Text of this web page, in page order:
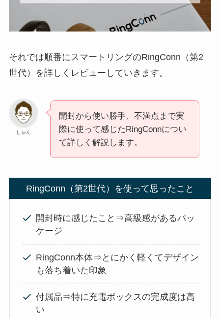
それでは順番にスマートリングのRingConn（第2
世代）を詳しくレビューしていきます。
しゅん
開封から使い勝手、不満点まで実
際に使って感じたRingConnについ
て詳しく解説します。
RingConn（第2世代）を使って思ったこと
開封時に感じたこと⇒高級感があるパッ
ケージ
RingConn本体⇒とにかく軽くてデザイン
も落ち着いた印象
付属品⇒特に充電ボックスの完成度は高
い